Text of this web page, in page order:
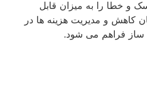
و خطا را به میزان قابل
کاهش و مدیریت هزینه ها در
ساز فراهم می شود.